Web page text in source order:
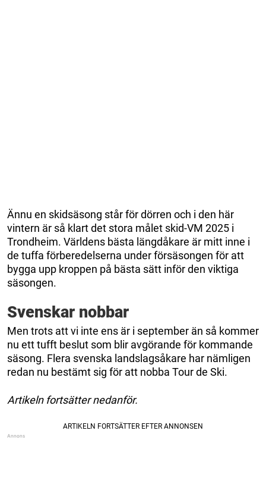
Ännu en skidsäsong står för dörren och i den här
vintern är så klart det stora målet skid-VM 2025 i
Trondheim. Världens bästa längdåkare är mitt inne i
de tuffa förberedelserna under försäsongen för att
bygga upp kroppen på bästa sätt inför den viktiga
säsongen.
Svenskar nobbar
Men trots att vi inte ens är i september än så kommer
nu ett tufft beslut som blir avgörande för kommande
säsong. Flera svenska landslagsåkare har nämligen
redan nu bestämt sig för att nobba Tour de Ski.
Artikeln fortsätter nedanför.